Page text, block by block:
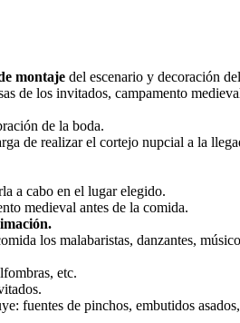
montaje del escenario y decoración
de los invitados, campamento
de la boda.
de realizar el cortejo nupcial a la
a cabo en el lugar elegido.
medieval antes de la comida.
los malabaristas, danzantes,
etc.
fuentes de pinchos, embutidos